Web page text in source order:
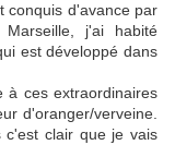
conquis d'avance par
j'ai habité
est développé dans
à ces extraordinaires
d'oranger/verveine.
clair que je vais